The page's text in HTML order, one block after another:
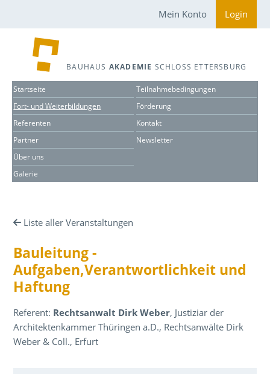
Mein Konto Login
BAUHAUS AKADEMIE SCHLOSS ETTERSBURG
Startseite
Fort- und Weiterbildungen
Referenten
Partner
Über uns
Galerie
Teilnahmebedingungen
Förderung
Kontakt
Newsletter
Liste aller Veranstaltungen
Bauleitung -
Aufgaben,Verantwortlichkeit und
Haftung
Referent: Rechtsanwalt Dirk Weber, Justiziar der
Architektenkammer Thüringen a.D., Rechtsanwälte Dirk
Weber & Coll., Erfurt